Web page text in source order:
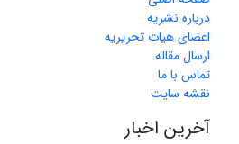
درباره نشریه
اعضای هیات تحریریه
ارسال مقاله
تماس با ما
نقشه سایت
آخرین اخبار